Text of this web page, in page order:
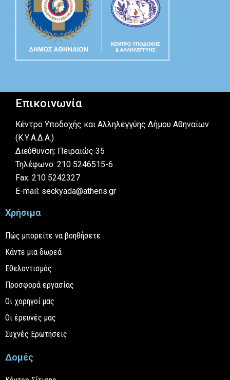
Επικοινωνία
Κέντρο Υποδοχής και Αλληλεγγύης Δήμου Αθηναίων
(Κ.Υ.Α.Δ.Α.)
Διεύθυνση: Πειραιώς 35
Τηλέφωνο: 210 5246515-6
Fax: 210 5242327
E-mail: seckyada@athens.gr
Χρήσιμα
Πώς μπορείτε να βοηθήσετε
Κάντε μια δωρεά
Εθελοντισμός
Προσφορά εργασίας
Οι χορηγοί μας
Οι έρευνές μας
Συχνές Ερωτήσεις
Δομές